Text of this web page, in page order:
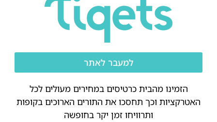
למעבר לאתר
הזמינו מהבית כרטיסים במחירים מעולים לכל
האטרקציות וכך תחסכו את התורים הארוכים בקופות
ותרוויחו זמן יקר בחופשה